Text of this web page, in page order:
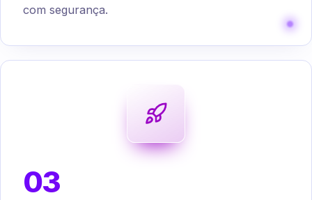
com segurança.
03